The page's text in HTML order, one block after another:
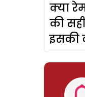
क्या
की
इसकी